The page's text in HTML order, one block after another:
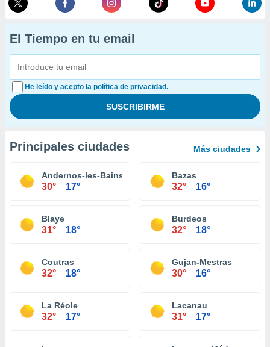
El Tiempo en tu email
He leído y acepto la política de privacidad.
Principales ciudades Más ciudades
Andernos-les-Bains
30° 17°
Bazas
32° 16°
Blaye
31° 18°
Burdeos
32° 18°
Coutras
32° 18°
Gujan-Mestras
30° 16°
La Réole
32° 17°
Lacanau
31° 17°